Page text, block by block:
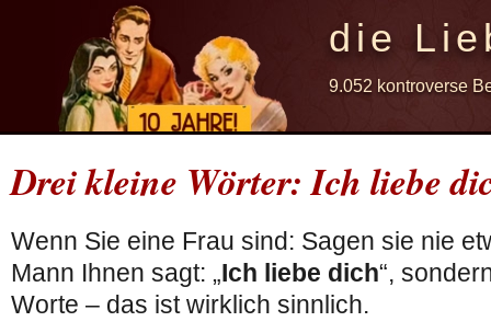
die
9.052 kontroverse
Drei kleine Wörter: Ich liebe
Wenn Sie eine Frau sind: Sagen sie nie
Mann Ihnen sagt: „Ich liebe dich“,
Worte – das ist wirklich sinnlich.